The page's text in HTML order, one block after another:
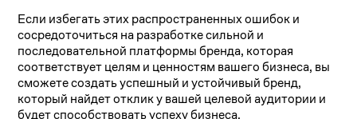
Если избегать этих распространенных ошибок и
сосредоточиться на разработке сильной и
последовательной платформы бренда, которая
соответствует целям и ценностям вашего бизнеса, вы
сможете создать успешный и устойчивый бренд,
который найдет отклик у вашей целевой аудитории и
будет способствовать успеху бизнеса.